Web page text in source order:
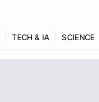
TECH & IA SCIENCE